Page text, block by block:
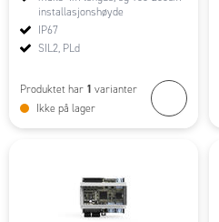
installasjonshøyde
IP67
SIL2, PLd
Produktet har 1 varianter
Ikke på lager